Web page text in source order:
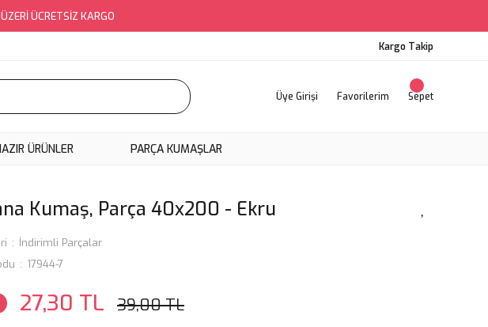
ÜCRETSİZ KARGO
Kargo Takip
Üye Girişi Favorilerim Sepet
ÜRÜNLER PARÇA KUMAŞLAR
Kumaş, Parça 40x200 - Ekru
İndirimli Parçalar
17944-7
27,30 TL 39,00 TL